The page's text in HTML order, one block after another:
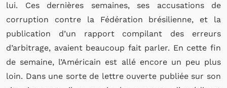
lui. Ces dernières semaines, ses accusations de
corruption contre la Fédération brésilienne, et la
publication d’un rapport compilant des erreurs
d’arbitrage, avaient beaucoup fait parler. En cette fin
de semaine, l’Américain est allé encore un peu plus
loin. Dans une sorte de lettre ouverte publiée sur son